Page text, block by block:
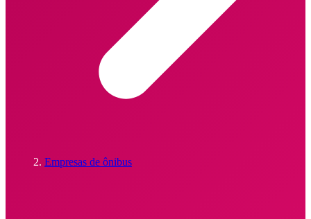
Empresas de ônibus